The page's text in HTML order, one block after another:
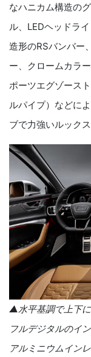
なハニカム構造の
ル、LEDヘッドラ
造形のRSバンバー
ー、クロームカラ
ポーツエグゾース
ルパイプ）などに
ブで力強いルックス
▲水平基調で上下
フルデジタルのイ
アルミニウムイン